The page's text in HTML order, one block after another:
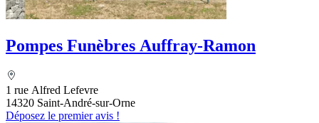
Pompes Funèbres Auffray-Ramon
1 rue Alfred Lefevre
14320 Saint-André-sur-Orne
Déposez le premier avis !